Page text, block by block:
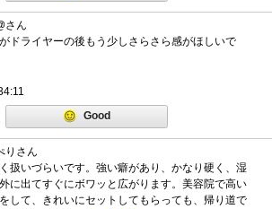
さん
ドライヤーの後もう少しさらさら感がほしいで
Good
りさん
扱いづらいです。強い癖があり、かなり硬く、湿
に出てすぐにボワッと広がります。美容院で高い
して、きれいにセットしてもらっても、帰り道で